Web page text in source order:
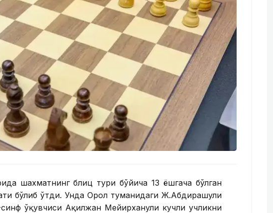
шахматнинг блиц тури бўйича 13 ёшгача бўлган
бўлиб ўтди. Унда Орол туманидаги Ж.Абдирашули
ўқувчиси Ақилжан Мейирханули кучли учликни